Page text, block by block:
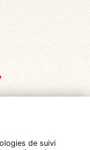
de suivi